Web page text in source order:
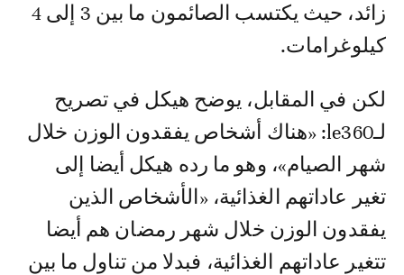
زائد، حيث يكتسب الصائمون ما بين 3 إلى 4
كيلوغرامات.
لكن في المقابل، يوضح هيكل في تصريح
لـle360: «هناك أشخاص يفقدون الوزن خلال
شهر الصيام»، وهو ما رده هيكل أيضا إلى
تغير عاداتهم الغذائية، «الأشخاص الذين
يفقدون الوزن خلال شهر رمضان هم أيضا
تتغير عاداتهم الغذائية، فبدلا من تناول ما بين